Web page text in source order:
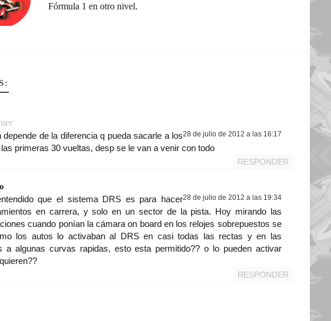
Fórmula 1 en otro nivel.
28 de julio de 2012 a las 16:17
depende de la diferencia q pueda sacarle a los
primeras 30 vueltas, desp se le van a venir con todo
RESPONDER
28 de julio de 2012 a las 19:34
que el sistema DRS es para hacer
en carrera, y solo en un sector de la pista. Hoy mirando las
cuando ponían la cámara on board en los relojes sobrepuestos se
los autos lo activaban al DRS en casi todas las rectas y en las
a algunas curvas rapidas, esto esta permitido?? o lo pueden activar
RESPONDER